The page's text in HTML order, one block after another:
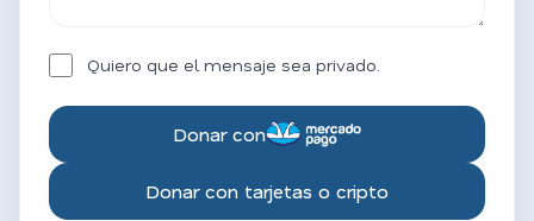
Quiero que el mensaje sea privado.
Donar con
Donar con tarjetas o cripto